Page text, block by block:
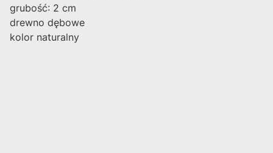
grubość: 2 cm
drewno dębowe
kolor naturalny